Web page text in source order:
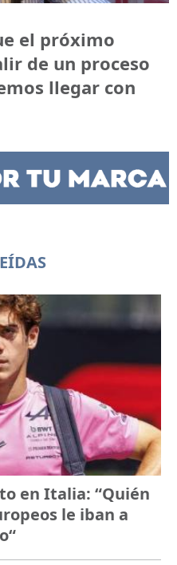
el próximo
de un proceso
llegar con
en Italia: “Quién
le iban a